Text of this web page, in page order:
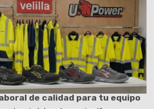
de calidad para tu equipo